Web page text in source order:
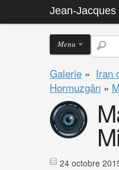
Jean-
Menu
Galerie » Iran
Hormuzgân »
24 octobre